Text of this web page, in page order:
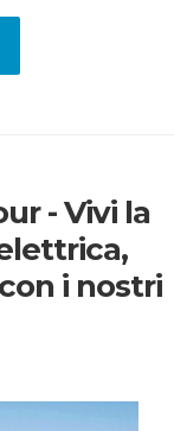
- Vivi la
i nostri